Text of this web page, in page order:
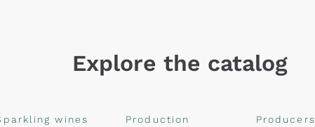
Explore the catalog
wines
Production
Producers